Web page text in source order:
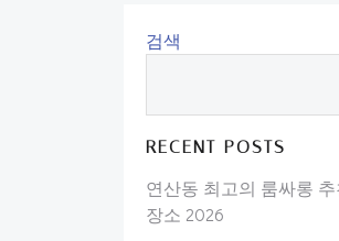
검색
RECENT POSTS
연산동 최고의 룸싸롱
장소 2026